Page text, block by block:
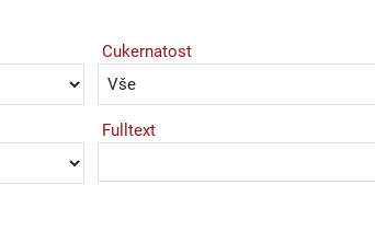
Cukernatost
Fulltext